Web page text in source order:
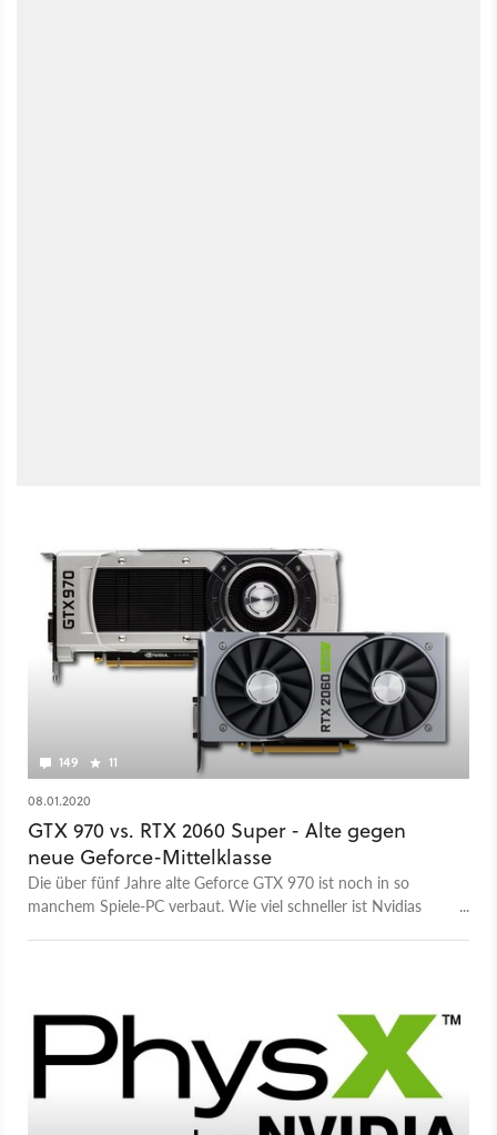
149 11
08.01.2020
GTX 970 vs. RTX 2060 Super - Alte gegen
neue Geforce-Mittelklasse
Die über fünf Jahre alte Geforce GTX 970 ist noch in so
manchem Spiele-PC verbaut. Wie viel schneller ist Nvidias